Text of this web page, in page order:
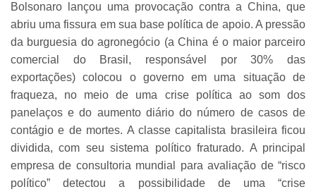
Bolsonaro lançou uma provocação contra a China, que
abriu uma fissura em sua base política de apoio. A pressão
da burguesia do agronegócio (a China é o maior parceiro
comercial do Brasil, responsável por 30% das
exportações) colocou o governo em uma situação de
fraqueza, no meio de uma crise política ao som dos
panelaços e do aumento diário do número de casos de
contágio e de mortes. A classe capitalista brasileira ficou
dividida, com seu sistema político fraturado. A principal
empresa de consultoria mundial para avaliação de “risco
político” detectou a possibilidade de uma “crise